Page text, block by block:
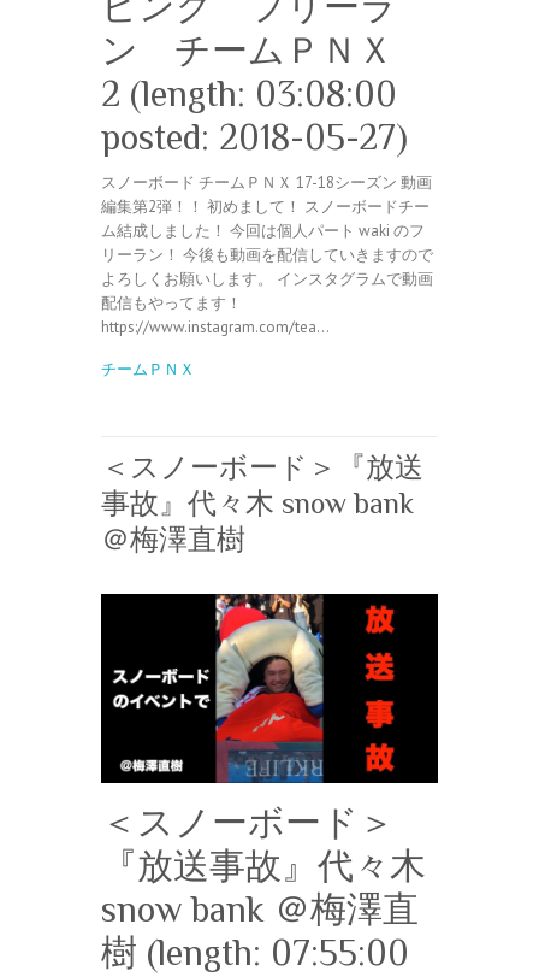
ン チームＰＮＸ
2 (length: 03:08:00
posted: 2018-05-27)
スノーボード チームＰＮＸ 17-18シーズン 動画
編集第2弾！！ 初めまして！ スノーボードチー
ム結成しました！ 今回は個人パート waki のフ
リーラン！ 今後も動画を配信していきますので
よろしくお願いします。 インスタグラムで動画
配信もやってます！
https://www.instagram.com/tea…
チームＰＮＸ
＜スノーボード＞『放送
事故』代々木 snow bank
＠梅澤直樹
＜スノーボード＞
『放送事故』代々木
snow bank ＠梅澤直
樹 (length: 07:55:00